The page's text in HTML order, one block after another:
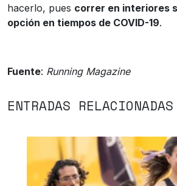
hacerlo, pues correr en interiores
opción en tiempos de COVID-19.
Fuente: Running Magazine
ENTRADAS RELACIONADAS